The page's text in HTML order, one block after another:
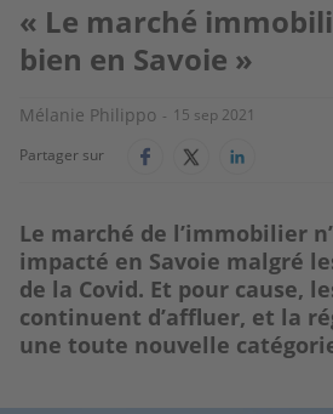
« Le marché
bien en Savoie »
Mélanie Philippo
15 sep 2021
Partager sur
Le marché de l’immobilier
impacté en Savoie malgré
de la Covid. Et pour cause,
continuent d’affluer, et la
une toute nouvelle